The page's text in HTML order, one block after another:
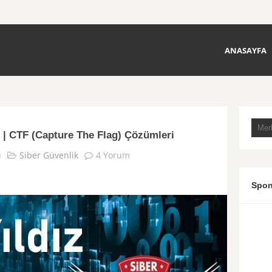
ANASAYFA
| CTF (Capture The Flag) Çözümleri
Siber Güvenlik 4 Yorum